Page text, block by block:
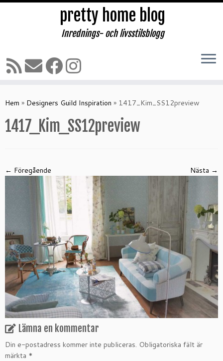
till
pretty home blog
Inrednings- och livsstilsblogg
Hem » Designers Guild Inspiration » 1417_Kim_SS12preview
1417_Kim_SS12preview
← Föregående Nästa →
Lämna en kommentar
Din e-postadress kommer inte publiceras. Obligatoriska fält är
märkta *